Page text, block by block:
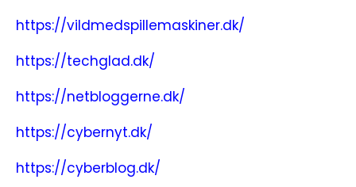
https://vildmedspillemaskiner.dk/
https://techglad.dk/
https://netbloggerne.dk/
https://cybernyt.dk/
https://cyberblog.dk/